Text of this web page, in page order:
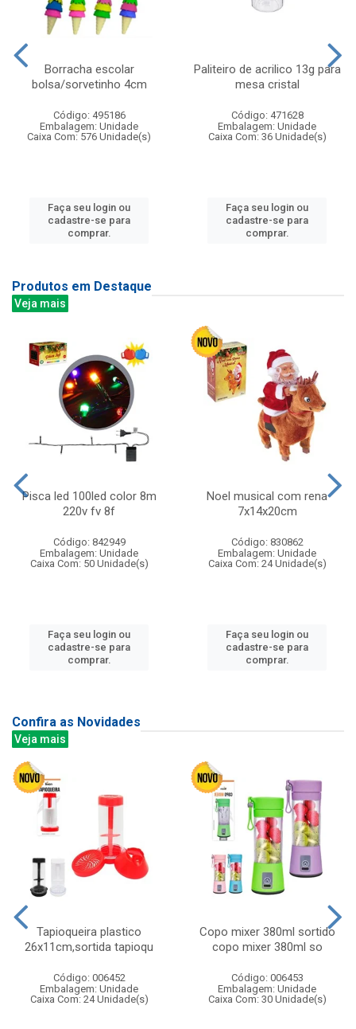
Borracha escolar
bolsa/sorvetinho 4cm
Código: 495186
Embalagem: Unidade
Caixa Com: 576 Unidade(s)
Faça seu login ou
cadastre-se para
comprar.
Paliteiro de acrilico 13g para
mesa cristal
Código: 471628
Embalagem: Unidade
Caixa Com: 36 Unidade(s)
Faça seu login ou
cadastre-se para
comprar.
Produtos em Destaque
Veja mais
Pisca led 100led color 8m
220v fv 8f
Código: 842949
Embalagem: Unidade
Caixa Com: 50 Unidade(s)
Faça seu login ou
cadastre-se para
comprar.
Noel musical com rena
7x14x20cm
Código: 830862
Embalagem: Unidade
Caixa Com: 24 Unidade(s)
Faça seu login ou
cadastre-se para
comprar.
Confira as Novidades
Veja mais
Tapioqueira plastico
26x11cm,sortida tapioqu
Código: 006452
Embalagem: Unidade
Caixa Com: 24 Unidade(s)
Copo mixer 380ml sortido
copo mixer 380ml so
Código: 006453
Embalagem: Unidade
Caixa Com: 30 Unidade(s)